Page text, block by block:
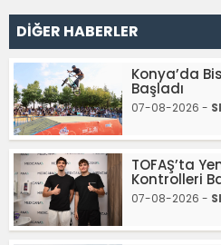
DİĞER HABERLER
Konya’da
Başladı
07-08-2026 -
TOFAŞ’ta
Kontrolleri
07-08-2026 -